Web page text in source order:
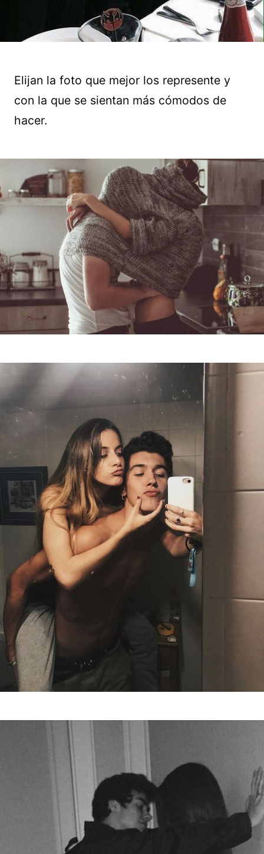
Elijan la foto que mejor los represente y
con la que se sientan más cómodos de
hacer.